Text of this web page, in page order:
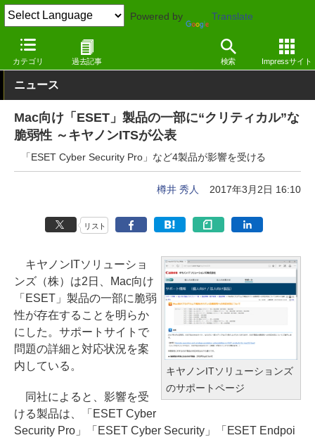
Powered by Translate
カテゴリ 過去記事 検索 Impressサイト
窓の杜 セキュリティ
ニュース
Mac向け「ESET」製品の一部に“クリティカル”な
脆弱性 ～キヤノンITSが公表
「ESET Cyber Security Pro」など4製品が影響を受ける
樽井 秀人 2017年3月2日 16:10
リスト
キヤノンITソリューションズ
のサポートページ
キヤノンITソリューショ
ンズ（株）は2日、Mac向け
「ESET」製品の一部に脆弱
性が存在することを明らか
にした。サポートサイトで
問題の詳細と対応状況を案
内している。
同社によると、影響を受
ける製品は、「ESET Cyber
Security Pro」「ESET Cyber Security」「ESET Endpoi